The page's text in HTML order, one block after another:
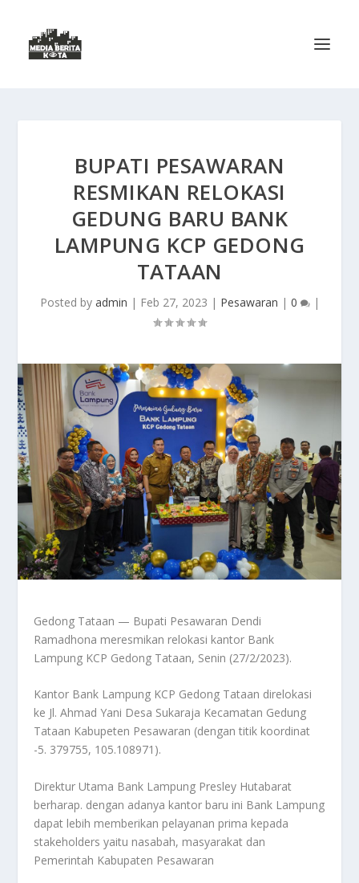
BUPATI PESAWARAN
RESMIKAN RELOKASI
GEDUNG BARU BANK
LAMPUNG KCP GEDONG
TATAAN
Posted by admin | Feb 27, 2023 | Pesawaran | 0 |
Gedong Tataan — Bupati Pesawaran Dendi
Ramadhona meresmikan relokasi kantor Bank
Lampung KCP Gedong Tataan, Senin (27/2/2023).
Kantor Bank Lampung KCP Gedong Tataan direlokasi
ke Jl. Ahmad Yani Desa Sukaraja Kecamatan Gedung
Tataan Kabupeten Pesawaran (dengan titik koordinat
-5. 379755, 105.108971).
Direktur Utama Bank Lampung Presley Hutabarat
berharap. dengan adanya kantor baru ini Bank Lampung
dapat lebih memberikan pelayanan prima kepada
stakeholders yaitu nasabah, masyarakat dan
Pemerintah Kabupaten Pesawaran